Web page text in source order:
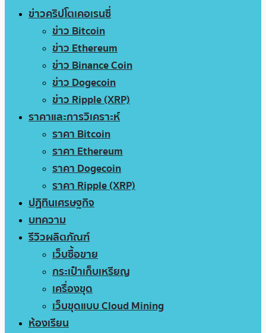
ข่าวคริปโตเคอเรนซี่
ข่าว Bitcoin
ข่าว Ethereum
ข่าว Binance Coin
ข่าว Dogecoin
ข่าว Ripple (XRP)
ราคาและการวิเคราะห์
ราคา Bitcoin
ราคา Ethereum
ราคา Dogecoin
ราคา Ripple (XRP)
ปฏิทินเศรษฐกิจ
บทความ
รีวิวผลิตภัณฑ์
เว็บซื้อขาย
กระเป๋าเก็บเหรียญ
เครื่องขุด
เว็บขุดแบบ Cloud Mining
ห้องเรียน